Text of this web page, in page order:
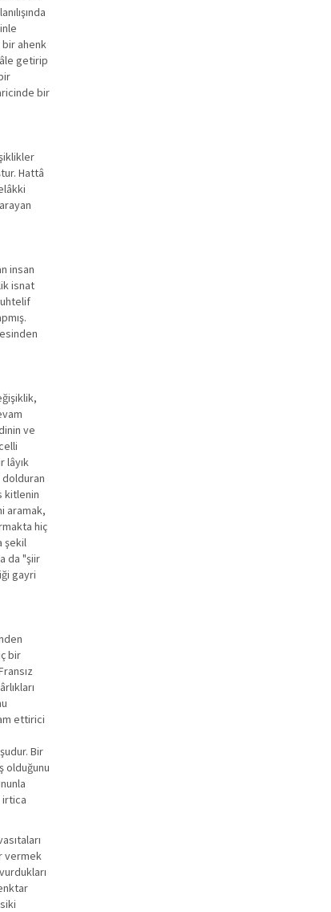
bir ahenk
getirip
bir
Hattâ
insan
isnat
ve
lâyık
dolduran
kitlenin
aramak,
hiç
şekil
da "şiir
gayri
bir
ettirici
Bir
olduğunu
irtica
vermek